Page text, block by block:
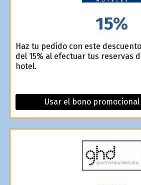
15%
Haz tu pedido con este
del 15% al efectuar tus reservas
hotel.
Usar el bono promocional